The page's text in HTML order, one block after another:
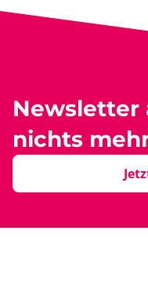
Newsletter
nichts